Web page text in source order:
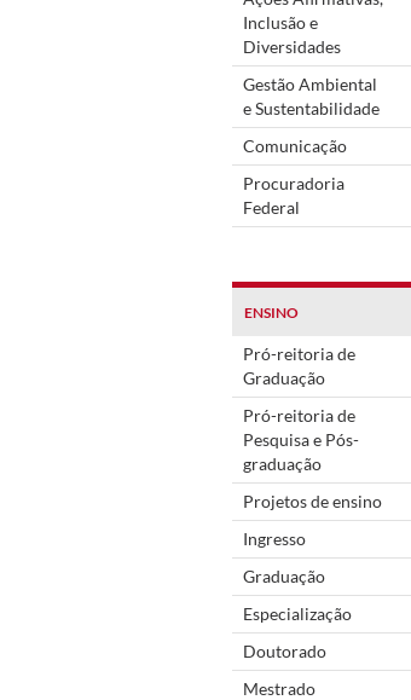
Inclusão e
Diversidades
Gestão Ambiental
e Sustentabilidade
Comunicação
Procuradoria
Federal
ENSINO
Pró-reitoria de
Graduação
Pró-reitoria de
Pesquisa e Pós-
graduação
Projetos de ensino
Ingresso
Graduação
Especialização
Doutorado
Mestrado